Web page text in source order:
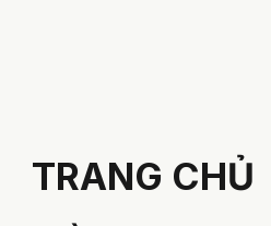
TRANG CHỦ